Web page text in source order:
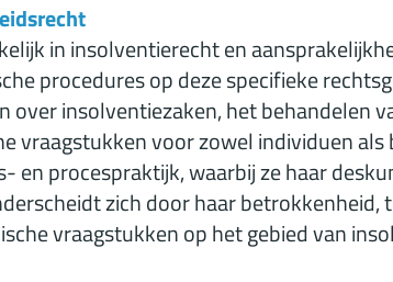
in insolventierecht en
procedures op deze specifieke
insolventiezaken, het behandelen
vraagstukken voor zowel individuen
en procespraktijk, waarbij ze haar
zich door haar
vraagstukken op het gebied van